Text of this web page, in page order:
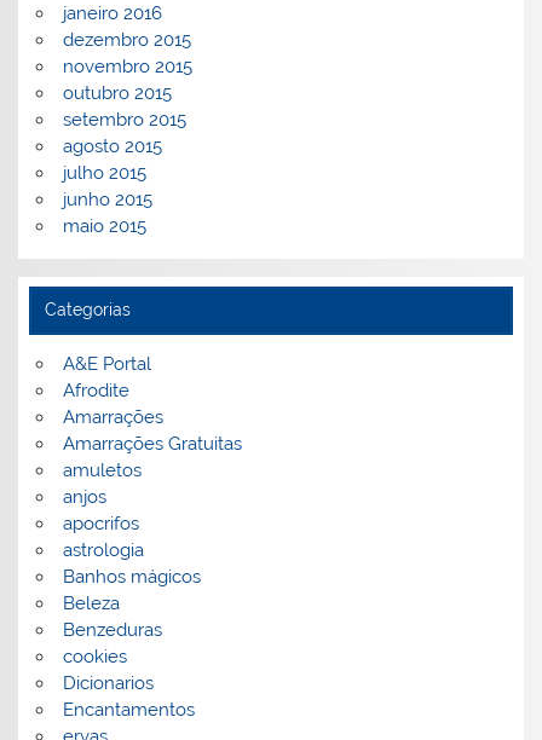
janeiro 2016
dezembro 2015
novembro 2015
outubro 2015
setembro 2015
agosto 2015
julho 2015
junho 2015
maio 2015
Categorias
A&E Portal
Afrodite
Amarrações
Amarrações Gratuitas
amuletos
anjos
apocrifos
astrologia
Banhos mágicos
Beleza
Benzeduras
cookies
Dicionarios
Encantamentos